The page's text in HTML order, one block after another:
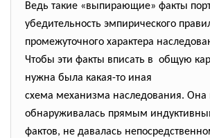
Ведь такие «выпирающие» факты
убедительность эмпирического
промежуточного характера
Чтобы эти факты вписать в общую
нужна была какая-то иная
схема механизма наследования. Она
обнаруживалась прямым
фактов, не давалась